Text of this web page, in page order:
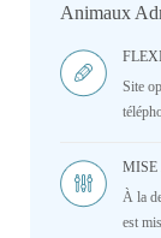
Animaux
Site
MISE
À la
est